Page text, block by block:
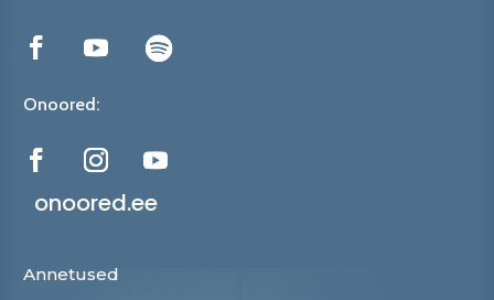
Onoored:
onoored.ee
Annetused